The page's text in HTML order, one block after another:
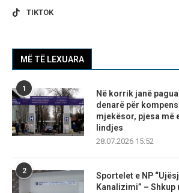
TIKTOK
MË TË LEXUARA
1
Në korrik janë
denarë për
mjekësor, pjesa më
lindjes
28.07.2026 15:52
2
Sportelet e NP
Kanalizimi” –